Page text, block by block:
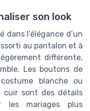
son look
dans l’élégance d’un
au pantalon et à
différente,
Les boutons de
blanche ou
cuir sont des détails
mariages plus